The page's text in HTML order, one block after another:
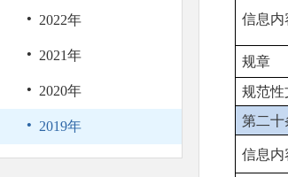
· 2022年
· 2021年
· 2020年
· 2019年
信息内
规章
规范
第二
信息内